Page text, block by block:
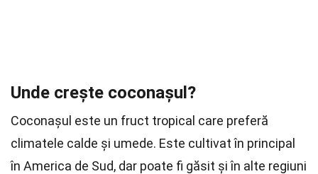
Unde crește coconașul?
Coconașul este un fruct tropical care preferă
climatele calde și umede. Este cultivat în principal
în America de Sud, dar poate fi găsit și în alte regiuni